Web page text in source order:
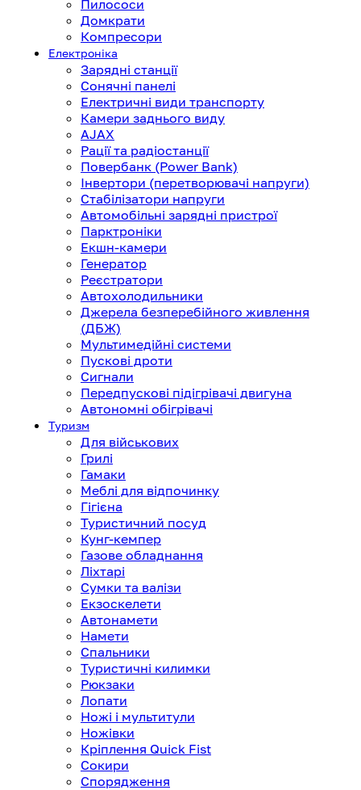
Пилососи
Домкрати
Компресори
Електроніка
Зарядні станції
Сонячні панелі
Електричні види транспорту
Камери заднього виду
AJAX
Рації та радіостанції
Повербанк (Power Bank)
Інвертори (перетворювачі напруги)
Стабілізатори напруги
Автомобільні зарядні пристрої
Парктроніки
Екшн-камери
Генератор
Реєстратори
Автохолодильники
Джерела безперебійного живлення
(ДБЖ)
Мультимедійні системи
Пускові дроти
Сигнали
Передпускові підігрівачі двигуна
Автономні обігрівачі
Туризм
Для військових
Грилі
Гамаки
Меблі для відпочинку
Гігієна
Туристичний посуд
Кунг-кемпер
Газове обладнання
Ліхтарі
Сумки та валізи
Екзоскелети
Автонамети
Намети
Спальники
Туристичні килимки
Рюкзаки
Лопати
Ножі і мультитули
Ножівки
Кріплення Quick Fist
Сокири
Спорядження